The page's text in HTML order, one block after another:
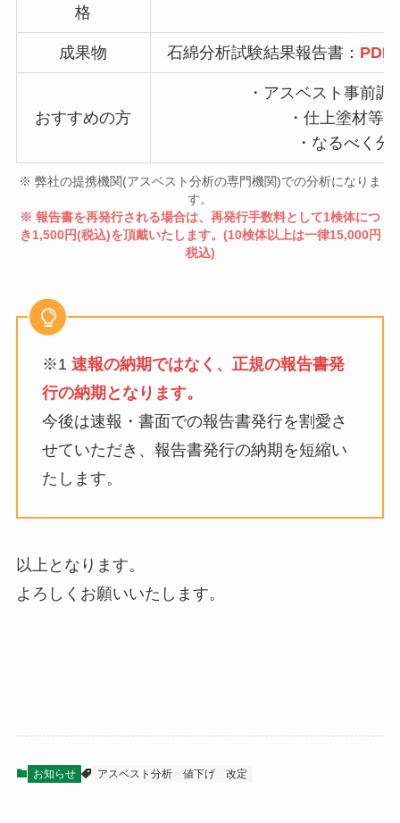
格
成果物 石綿分析試験結果報告書： PDF
おすすめの方
・アスベスト事前
・仕上塗材等
・なるべく
※ 弊社の提携機関(アスベスト分析の専門機関)での分析になりま
す。
※ 報告書を再発行される場合は、再発行手数料として1検体につ
き1,500円(税込)を頂戴いたします。(10検体以上は一律15,000円
税込)
※1 速報の納期ではなく、正規の報告書発
行の納期となります。
今後は速報・書面での報告書発行を割愛さ
せていただき、報告書発行の納期を短縮い
たします。
以上となります。
よろしくお願いいたします。
お知らせ アスベスト分析 値下げ 改定